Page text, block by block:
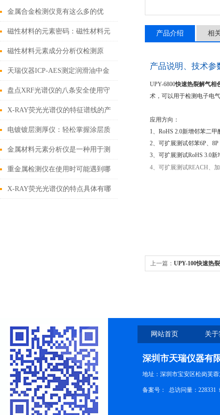
金属合金检测仪竟有这么多的优
势！
磁性材料的元素密码：磁性材料元
素成分分析仪技术解析与应用实践
磁性材料元素成分分析仪检测原
理、样品前处理与全场景应用解析
天瑞仪器ICP-AES测定润滑油中金
属元素
盘点XRF光谱仪的八条安全使用守
则
X-RAY荧光光谱仪的特征谱线的产
生是基于不同的机理
电镀镀层测厚仪：轻松掌握涂层质
量
金属材料元素分析仪是一种用于测
定金属的精密仪器
重金属检测仪在使用时可能遇到哪
些问题?如何解决?
X-RAY荧光光谱仪的特点具体有哪
产品介绍 相
产品说明、技术参
UPY-6800快速热裂解气相
术，可以用于检测电子电
应用方向：
1、RoHS 2.0新增邻苯二
2、可扩展测试邻苯6P、8P
3、可扩展测试RoHS 3.0新
4、可扩展测试REACH、
上一篇： UPY-100快速热
网站首页 关
深圳市天瑞仪器有
地址：深圳市宝安区松岗芙
备案号： 总访问量：228331